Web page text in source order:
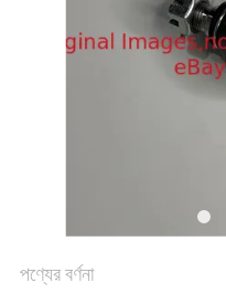
POLICY
পণ্যের বর্ণনা